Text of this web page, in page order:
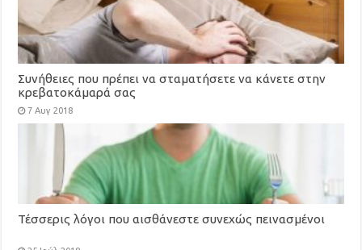
Συνήθειες που πρέπει να σταματήσετε να κάνετε στην
κρεβατοκάμαρά σας
7 Αυγ 2018
Τέσσερις λόγοι που αισθάνεστε συνεχώς πεινασμένοι